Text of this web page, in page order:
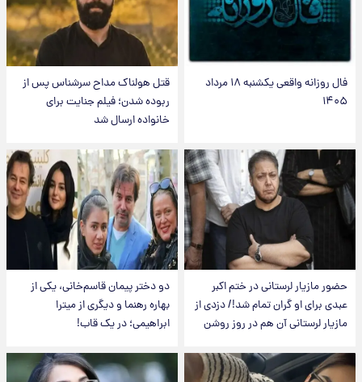
فال روزانه واقعی یکشنبه ۱۸ مرداد
۱۴۰۵
قتل هولناک مداح سرشناس پس از
ربوده شدن؛ فیلم جنایت برای
خانواده ارسال شد
حضور مازیار لرستانی در ختم اکبر
عبدی برای او گران تمام شد!/ دزدی از
مازیار لرستانی آن هم در روز روشن
دو دختر پیمان قاسم‌خانی، یکی از
بهاره رهنما و دیگری از میترا
ابراهیمی؛ در یک قاب!